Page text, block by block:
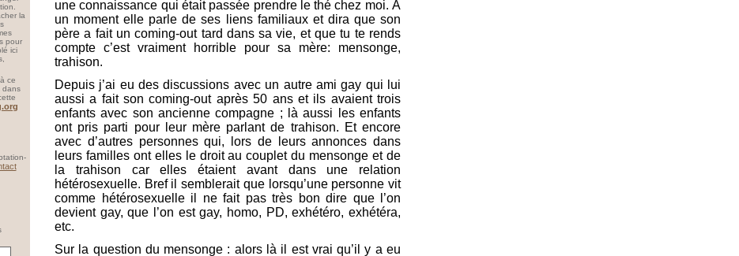
la
pour
ici
ce
dans
une connaissance qui était passée prendre le thé chez moi. À
un moment elle parle de ses liens familiaux et dira que son
père a fait un coming-out tard dans sa vie, et que tu te rends
compte c’est vraiment horrible pour sa mère: mensonge,
trahison.
Depuis j’ai eu des discussions avec un autre ami gay qui lui
aussi a fait son coming-out après 50 ans et ils avaient trois
enfants avec son ancienne compagne ; là aussi les enfants
ont pris parti pour leur mère parlant de trahison. Et encore
avec d’autres personnes qui, lors de leurs annonces dans
leurs familles ont elles le droit au couplet du mensonge et de
la trahison car elles étaient avant dans une relation
hétérosexuelle. Bref il semblerait que lorsqu’une personne vit
comme hétérosexuelle il ne fait pas très bon dire que l’on
devient gay, que l’on est gay, homo, PD, exhétéro, exhétéra,
etc.
Sur la question du mensonge : alors là il est vrai qu’il y a eu